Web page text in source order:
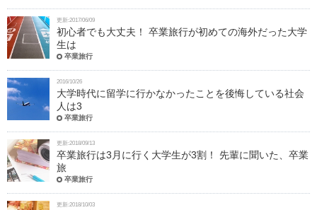
更新:2017/06/09
初心者でも大丈夫！ 卒業旅行が初めての海外だった大学
生は
卒業旅行
2016/10/26
大学時代に留学に行かなかったことを後悔している社会
人は3
卒業旅行
更新:2018/09/13
卒業旅行は3月に行く大学生が3割！ 先輩に聞いた、卒業
旅
卒業旅行
更新:2018/10/03